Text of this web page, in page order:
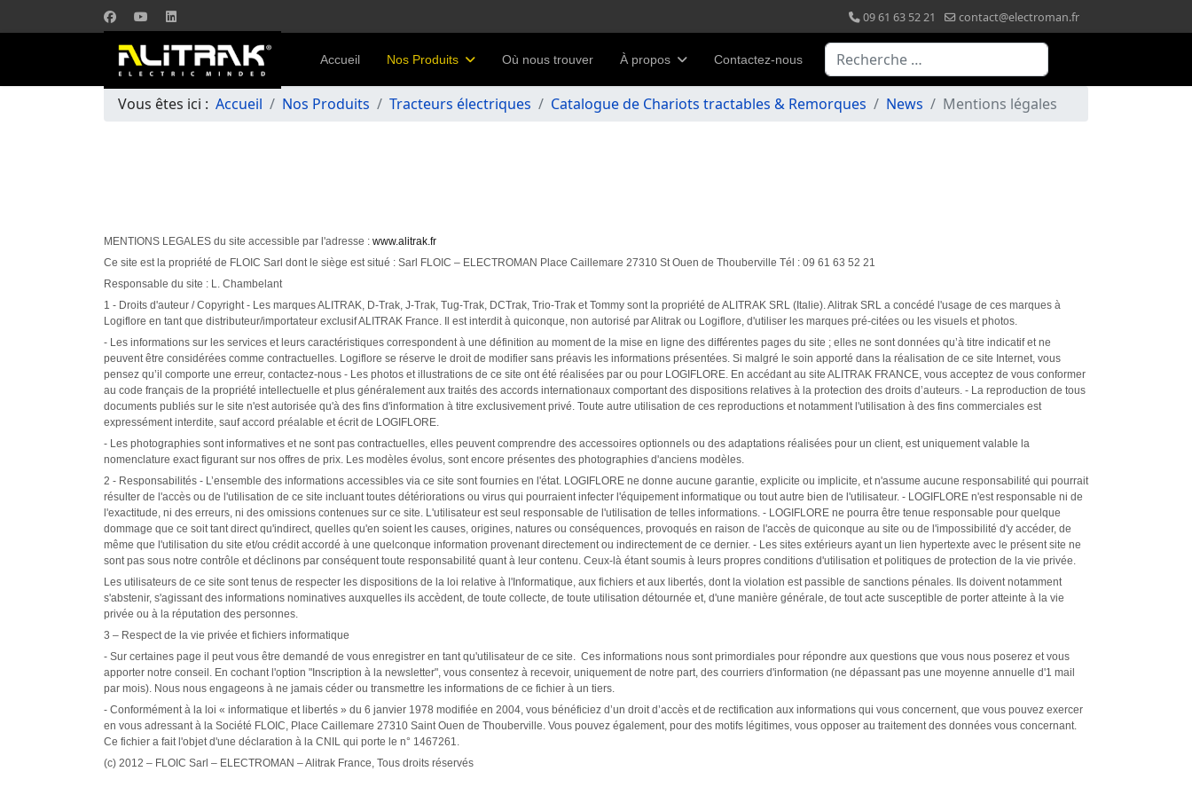
09 61 63 52 21 contact@electroman.fr
Accueil Nos Produits Où nous trouver À propos Contactez-nous Valider
Vous êtes ici : Accueil Nos Produits Tracteurs électriques Catalogue de Chariots tractables & Remorques News Mentions légales
MENTIONS LEGALES du site accessible par l'adresse : www.alitrak.fr
Ce site est la propriété de FLOIC Sarl dont le siège est situé : Sarl FLOIC – ELECTROMAN Place Caillemare 27310 St Ouen de Thouberville Tél : 09 61 63 52 21
Responsable du site : L. Chambelant
1 - Droits d'auteur / Copyright - Les marques ALITRAK, D-Trak, J-Trak, Tug-Trak, DCTrak, Trio-Trak et Tommy sont la propriété de ALITRAK SRL (Italie). Alitrak SRL a concédé l'usage de ces marques à
Logiflore en tant que distributeur/importateur exclusif ALITRAK France. Il est interdit à quiconque, non autorisé par Alitrak ou Logiflore, d'utiliser les marques pré-citées ou les visuels et photos.
- Les informations sur les services et leurs caractéristiques correspondent à une définition au moment de la mise en ligne des différentes pages du site ; elles ne sont données qu’à titre indicatif et ne
peuvent être considérées comme contractuelles. Logiflore se réserve le droit de modifier sans préavis les informations présentées. Si malgré le soin apporté dans la réalisation de ce site Internet, vous
pensez qu’il comporte une erreur, contactez-nous - Les photos et illustrations de ce site ont été réalisées par ou pour LOGIFLORE. En accédant au site ALITRAK FRANCE, vous acceptez de vous conformer
au code français de la propriété intellectuelle et plus généralement aux traités des accords internationaux comportant des dispositions relatives à la protection des droits d’auteurs. - La reproduction de tous
documents publiés sur le site n'est autorisée qu'à des fins d'information à titre exclusivement privé. Toute autre utilisation de ces reproductions et notamment l'utilisation à des fins commerciales est
expressément interdite, sauf accord préalable et écrit de LOGIFLORE.
- Les photographies sont informatives et ne sont pas contractuelles, elles peuvent comprendre des accessoires optionnels ou des adaptations réalisées pour un client, est uniquement valable la
nomenclature exact figurant sur nos offres de prix. Les modèles évolus, sont encore présentes des photographies d'anciens modèles.
2 - Responsabilités - L’ensemble des informations accessibles via ce site sont fournies en l'état. LOGIFLORE ne donne aucune garantie, explicite ou implicite, et n'assume aucune responsabilité qui pourrait
résulter de l'accès ou de l'utilisation de ce site incluant toutes détériorations ou virus qui pourraient infecter l'équipement informatique ou tout autre bien de l'utilisateur. - LOGIFLORE n'est responsable ni de
l'exactitude, ni des erreurs, ni des omissions contenues sur ce site. L'utilisateur est seul responsable de l'utilisation de telles informations. - LOGIFLORE ne pourra être tenue responsable pour quelque
dommage que ce soit tant direct qu'indirect, quelles qu'en soient les causes, origines, natures ou conséquences, provoqués en raison de l'accès de quiconque au site ou de l'impossibilité d'y accéder, de
même que l'utilisation du site et/ou crédit accordé à une quelconque information provenant directement ou indirectement de ce dernier. - Les sites extérieurs ayant un lien hypertexte avec le présent site ne
sont pas sous notre contrôle et déclinons par conséquent toute responsabilité quant à leur contenu. Ceux-là étant soumis à leurs propres conditions d'utilisation et politiques de protection de la vie privée.
Les utilisateurs de ce site sont tenus de respecter les dispositions de la loi relative à l'Informatique, aux fichiers et aux libertés, dont la violation est passible de sanctions pénales. Ils doivent notamment
s'abstenir, s'agissant des informations nominatives auxquelles ils accèdent, de toute collecte, de toute utilisation détournée et, d'une manière générale, de tout acte susceptible de porter atteinte à la vie
privée ou à la réputation des personnes.
3 – Respect de la vie privée et fichiers informatique
- Sur certaines page il peut vous être demandé de vous enregistrer en tant qu'utilisateur de ce site. Ces informations nous sont primordiales pour répondre aux questions que vous nous poserez et vous
apporter notre conseil. En cochant l'option "Inscription à la newsletter", vous consentez à recevoir, uniquement de notre part, des courriers d'information (ne dépassant pas une moyenne annuelle d'1 mail
par mois). Nous nous engageons à ne jamais céder ou transmettre les informations de ce fichier à un tiers.
- Conformément à la loi « informatique et libertés » du 6 janvier 1978 modifiée en 2004, vous bénéficiez d’un droit d’accès et de rectification aux informations qui vous concernent, que vous pouvez exercer
en vous adressant à la Société FLOIC, Place Caillemare 27310 Saint Ouen de Thouberville. Vous pouvez également, pour des motifs légitimes, vous opposer au traitement des données vous concernant.
Ce fichier a fait l'objet d'une déclaration à la CNIL qui porte le n° 1467261.
(c) 2012 – FLOIC Sarl – ELECTROMAN – Alitrak France, Tous droits réservés